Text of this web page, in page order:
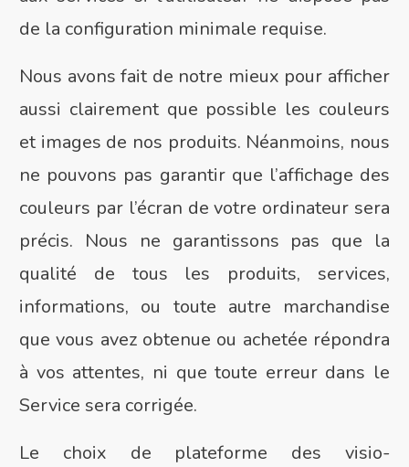
de la configuration minimale requise.
Nous avons fait de notre mieux pour afficher
aussi clairement que possible les couleurs
et images de nos produits. Néanmoins, nous
ne pouvons pas garantir que l’affichage des
couleurs par l’écran de votre ordinateur sera
précis. Nous ne garantissons pas que la
qualité de tous les produits, services,
informations, ou toute autre marchandise
que vous avez obtenue ou achetée répondra
à vos attentes, ni que toute erreur dans le
Service sera corrigée.
Le choix de plateforme des visio-